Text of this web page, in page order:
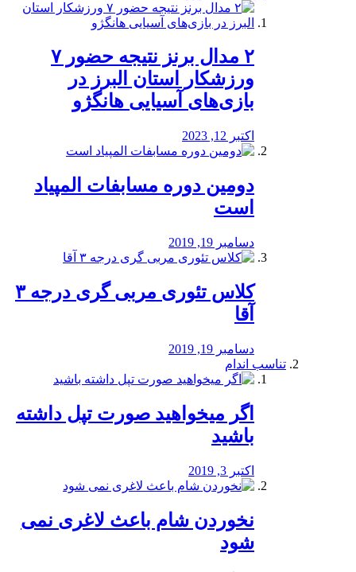
۲ مدال برنز نتیجه حضور ۷
ورزشکار استان البرز در
بازی‌های آسیایی هانگژو
اکتبر 12, 2023
دومین دوره مسابفات المپیاد
است
دسامبر 19, 2019
کلاس تئوری مربی گری درجه ۳
آقا
دسامبر 19, 2019
تناسب اندام
اگر میخواهید صورت تپل داشته
باشید
اکتبر 3, 2019
نخوردن شام باعث لاغری نمی
‌شود